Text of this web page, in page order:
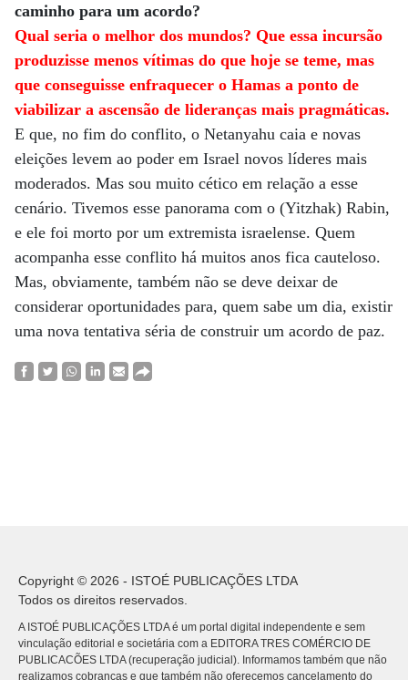
caminho para um acordo?
Qual seria o melhor dos mundos? Que essa incursão
produzisse menos vítimas do que hoje se teme, mas
que conseguisse enfraquecer o Hamas a ponto de
viabilizar a ascensão de lideranças mais pragmáticas.
E que, no fim do conflito, o Netanyahu caia e novas
eleições levem ao poder em Israel novos líderes mais
moderados. Mas sou muito cético em relação a esse
cenário. Tivemos esse panorama com o (Yitzhak) Rabin,
e ele foi morto por um extremista israelense. Quem
acompanha esse conflito há muitos anos fica cauteloso.
Mas, obviamente, também não se deve deixar de
considerar oportunidades para, quem sabe um dia, existir
uma nova tentativa séria de construir um acordo de paz.
Copyright © 2026 - ISTOÉ PUBLICAÇÕES LTDA
Todos os direitos reservados.
A ISTOÉ PUBLICAÇÕES LTDA é um portal digital independente e sem
vinculação editorial e societária com a EDITORA TRES COMÉRCIO DE
PUBLICACÕES LTDA (recuperação judicial). Informamos também que não
realizamos cobranças e que também não oferecemos cancelamento do